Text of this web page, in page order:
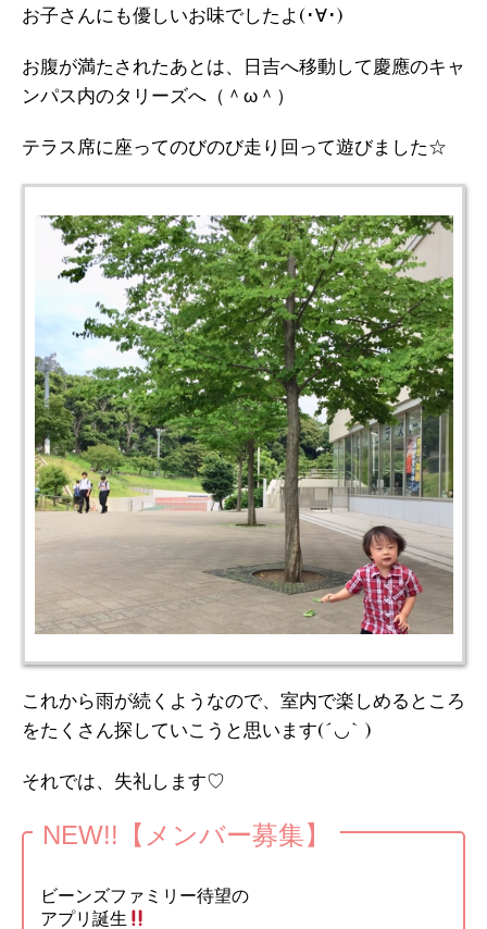
お子さんにも優しいお味でしたよ(･∀･)
お腹が満たされたあとは、日吉へ移動して慶應のキャ
ンパス内のタリーズへ（＾ω＾）
テラス席に座ってのびのび走り回って遊びました☆
これから雨が続くようなので、室内で楽しめるところ
をたくさん探していこうと思います(´◡` )
それでは、失礼します♡
NEW!!【メンバー募集】
ビーンズファミリー待望の
アプリ誕生